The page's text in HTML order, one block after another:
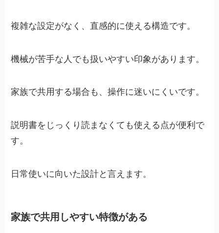
複雑な設定がなく、直感的に使える構造です。
機械が苦手な人でも扱いやすい印象があります。
家族で共用する場合も、操作に迷いにくいです。
説明書をじっくり読まなくても使える点が便利で
す。
日常使いに向いた設計と言えます。
家族で共用しやすい特徴がある